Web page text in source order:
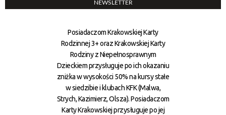
NEWSLETTER
Posiadaczom Krakowskiej Karty
Rodzinnej 3+ oraz Krakowskiej Karty
Rodziny z Niepełnosprawnym
Dzieckiem przysługuje po ich okazaniu
zniżka w wysokości 50% na kursy stałe
w siedzibie i klubach KFK (Malwa,
Strych, Kazimierz, Olsza). Posiadaczom
Karty Krakowskiej przysługuje po jej